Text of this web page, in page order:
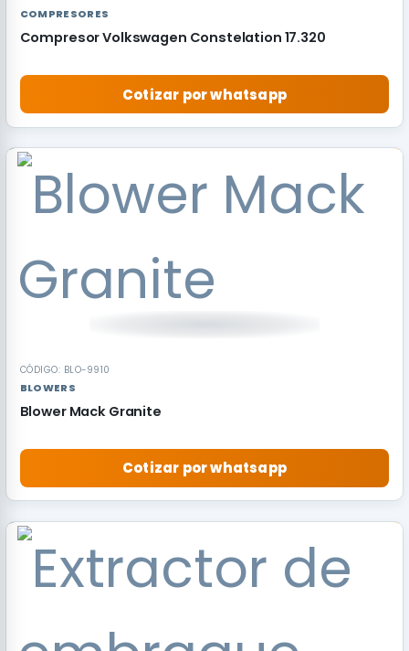
COMPRESORES
Compresor Volkswagen Constelation 17.320
Cotizar por whatsapp
RECOMENDADO
CÓDIGO: BLO-9910
BLOWERS
Blower Mack Granite
Cotizar por whatsapp
RECOMENDADO